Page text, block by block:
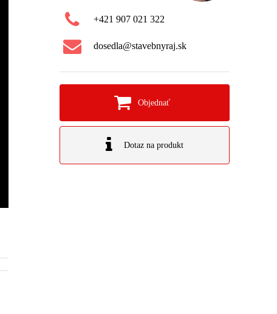
+421 907 021 322
dosedla@stavebnyraj.sk
Objednať
Dotaz na produkt